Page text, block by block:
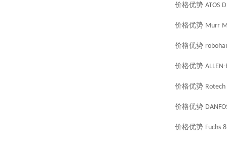
价格优势 ATOS
价格优势 Murr
价格优势
价格优势 ALLEN-
价格优势 Rotech
价格优势
价格优势 Fuchs